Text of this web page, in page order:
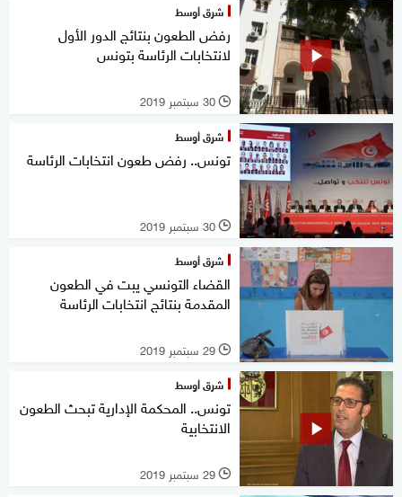
شرق أوسط
رفض الطعون بنتائج الدور الأول
لانتخابات الرئاسة بتونس
l 30 سبتمبر 2019
شرق أوسط
تونس.. رفض طعون انتخابات الرئاسة
l 30 سبتمبر 2019
شرق أوسط
القضاء التونسي يبت في الطعون
المقدمة بنتائج انتخابات الرئاسة
l 29 سبتمبر 2019
شرق أوسط
تونس.. المحكمة الإدارية تبحث الطعون
الانتخابية
l 29 سبتمبر 2019